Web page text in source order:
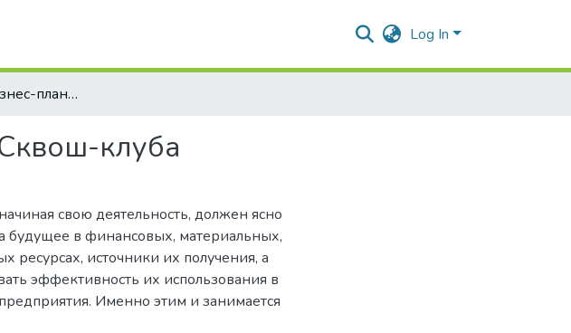
Log In
Разработка бизнес-плана на примере Сквош-клуба
клуба
свою деятельность, должен ясно
будущее в финансовых, материальных,
ресурсах, источники их получения, а
эффективность их использования в
Именно этим и занимается